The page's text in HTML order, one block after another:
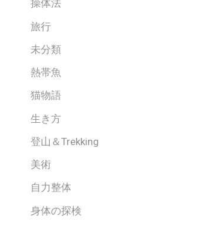
操体法
旅行
未分類
熱帯魚
猫物語
生き方
登山＆Trekking
美術
自力整体
身体の探検